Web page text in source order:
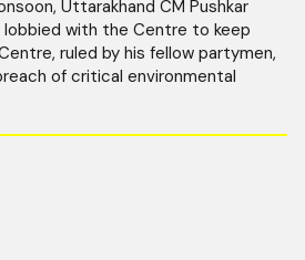
Uttarakhand CM Pushkar
lobbied with the Centre to keep
ruled by his fellow partymen,
of critical environmental